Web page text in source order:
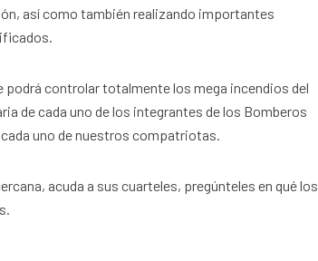
así como también realizando importantes
podrá controlar totalmente los mega incendios del
de cada uno de los integrantes de los Bomberos
uno de nuestros compatriotas.
acuda a sus cuarteles, pregúnteles en qué los